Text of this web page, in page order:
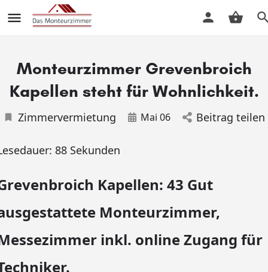
Monteurzimmer Grevenbroich
Kapellen steht für Wohnlichkeit.
Zimmervermietung Mai 06 Beitrag teilen
88 Sekunden
Kapellen: 43 Gut
Monteurzimmer,
inkl. online Zugang für